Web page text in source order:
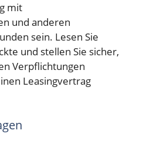
mit
und anderen
sein. Lesen Sie
und stellen Sie sicher,
Verpflichtungen
Leasingvertrag